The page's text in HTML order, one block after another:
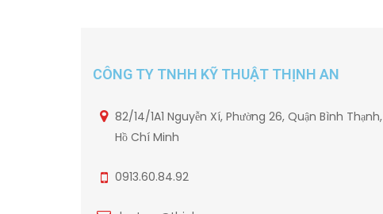
CÔNG TY TNHH KỸ THUẬT THỊNH AN
82/14/1A1 Nguyễn Xí, Phường 26, Quận Bình Thạnh,
Hồ Chí Minh
0913.60.84.92